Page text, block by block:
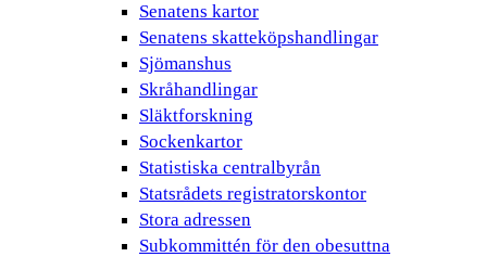
Senatens kartor
Senatens skatteköpshandlingar
Sjömanshus
Skråhandlingar
Släktforskning
Sockenkartor
Statistiska centralbyrån
Statsrådets registratorskontor
Stora adressen
Subkommittén för den obesuttna